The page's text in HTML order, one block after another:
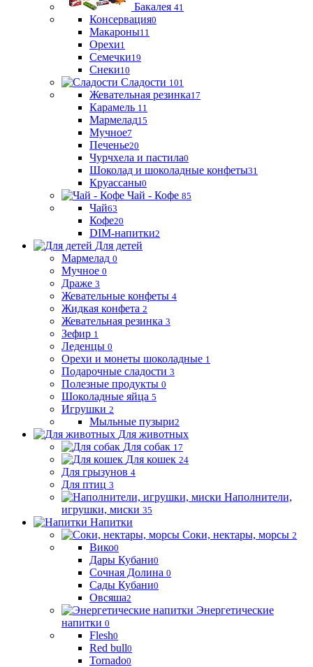
Бакалея 41
Консервация0
Макароны11
Орехи1
Семечки19
Снеки10
Сладости 101
Жевательная резинка17
Карамель 11
Мармелад15
Мучное7
Печенье20
Чурчхела и пастила0
Шоколад и шоколадные конфеты31
Круассаны0
Чай - Кофе 85
Чай63
Кофе20
DIM-напитки2
Для детей
Мармелад 0
Мучное 0
Драже 3
Жевательные конфеты 4
Жидкая конфета 2
Жевательная резинка 3
Зефир 1
Леденцы 0
Орехи и монеты шоколадные 1
Подарочные сладости 3
Полезные продукты 0
Шоколадные яйца 5
Игрушки 2
Мыльные пузыри2
Для животных
Для собак 17
Для кошек 24
Для грызунов 4
Для птиц 3
Наполнители,
игрушки, миски 35
Напитки
Соки, нектары, морсы 2
Вико0
Дары Кубани0
Сочная Долина 0
Сады Кубани0
Овсяша2
Энергетические
напитки 0
Flesh0
Red bull0
Tornado0